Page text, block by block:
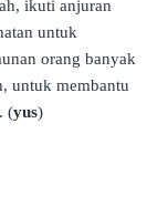
ikuti anjuran
untuk
orang banyak
untuk membantu
(yus)